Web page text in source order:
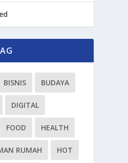
BISNIS BUDAYA
DIGITAL
FOOD HEALTH
RUMAH HOT